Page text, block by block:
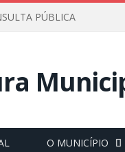
PÚBLICA
O MUNICÍPIO